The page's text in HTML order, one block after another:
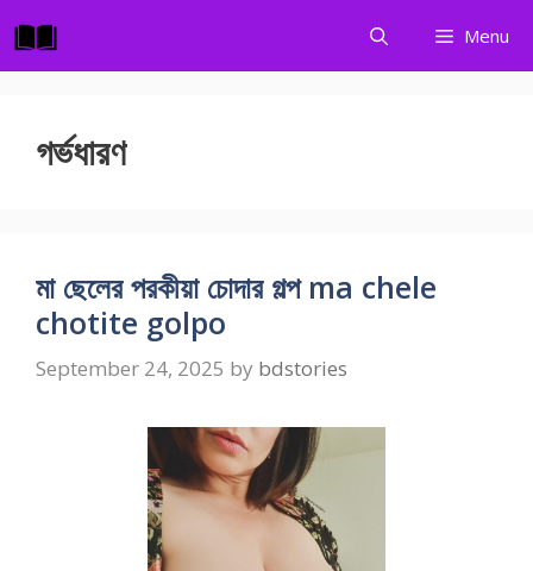
to
content
Menu
গর্ভধারণ
মা ছেলের পরকীয়া চোদার গল্প ma chele
chotite golpo
September 24, 2025 by bdstories